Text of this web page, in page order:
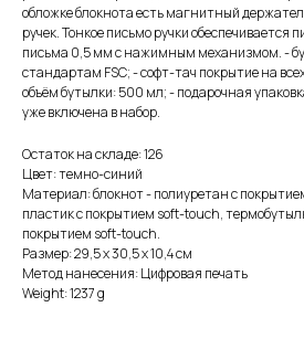
обложке блокнота есть магнитный
ручек. Тонкое письмо ручки
письма 0,5 мм с нажимным механизмом. -
стандартам FSC; - софт-тач покрытие на
объём бутылки: 500 мл; - подарочная
уже включена в набор.
Остаток на складе: 126
Цвет: темно-синий
Материал: блокнот - полиуретан с
пластик с покрытием soft-touch,
покрытием soft-touch.
Размер: 29,5 х 30,5 х 10,4 см
Метод нанесения: Цифровая печать
Weight: 1237 g